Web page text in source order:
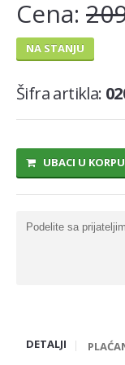
MLECNI
TRAJNO I
SIR I SIRNI
PROIZVODI OD
VOCNI JOGURTI
SVEZE MESO -
Cena:
NA STANJU
Šifra artikla:
UBACI U KORPU
Podelite sa
DETALJI